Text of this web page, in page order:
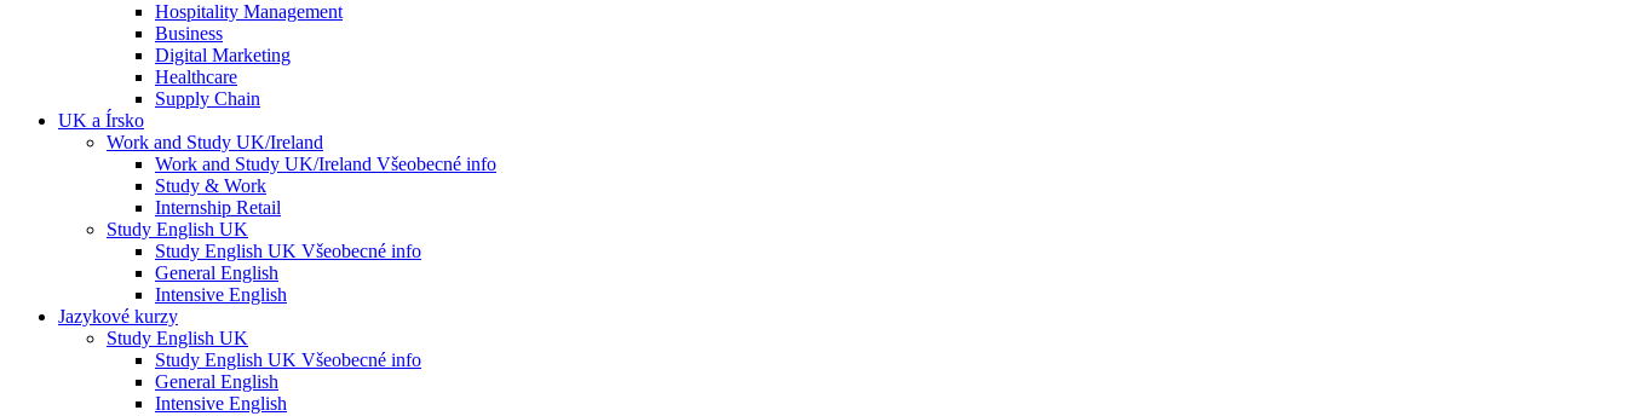
Hospitality Management
Business
Digital Marketing
Healthcare
Supply Chain
UK a Írsko
Work and Study UK/Ireland
Work and Study UK/Ireland Všeobecné info
Study & Work
Internship Retail
Study English UK
Study English UK Všeobecné info
General English
Intensive English
Jazykové kurzy
Study English UK
Study English UK Všeobecné info
General English
Intensive English